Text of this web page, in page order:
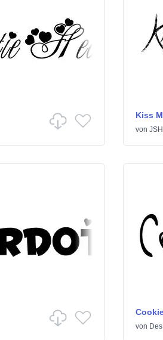
Kiss
von
von